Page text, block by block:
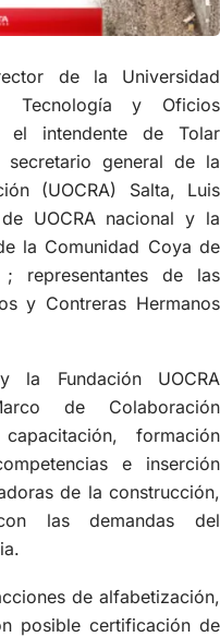
de la Universidad
Tecnología y Oficios
el intendente de Tolar
general de la
(UOCRA) Salta, Luis
UOCRA nacional y la
la Comunidad Coya de
representantes de las
y Contreras Hermanos
la Fundación UOCRA
de Colaboración
formación
e inserción
de la construcción,
las demandas del
de alfabetización,
posible certificación de